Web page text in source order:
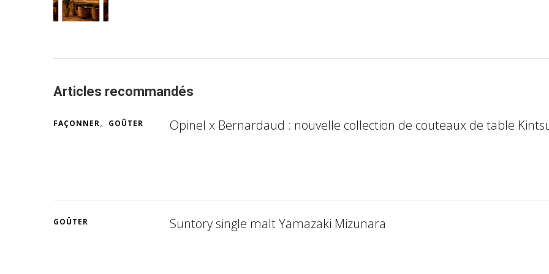
Articles recommandés
FAÇONNER GOÛTER Opinel x Bernardaud : nouvelle collection de couteaux de table
GOÛTER Suntory single malt Yamazaki Mizunara